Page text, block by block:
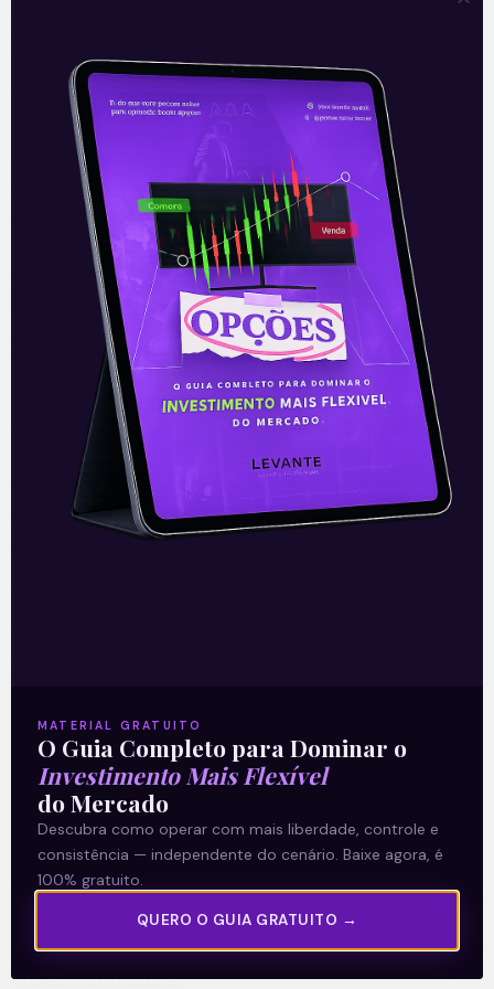
UnitedHealth procura
comprador para a Amil Saúde
A gigante de saúde americana,
UnitedHealth (UHS) está negociando a
venda do controle da Amil dez anos após
sua aquisição, com o intuito de reduzir
Leia mais
14/01/2022
Sobre nós
Termos e Condições
Política de Privacidade
Explore
E Eu Com Isso?
Vídeos no Youtube
MATERIAL GRATUITO
O Guia Completo para Dominar o
Investimento Mais Flexível
do Mercado
Descubra como operar com mais liberdade, controle e
consistência — independente do cenário. Baixe agora, é
100% gratuito.
QUERO O GUIA GRATUITO →